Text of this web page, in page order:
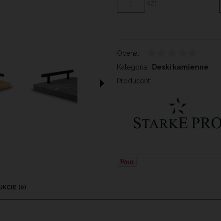
szt.
Ocena:
Kategoria:
Deski kamienne
Producent:
(0)